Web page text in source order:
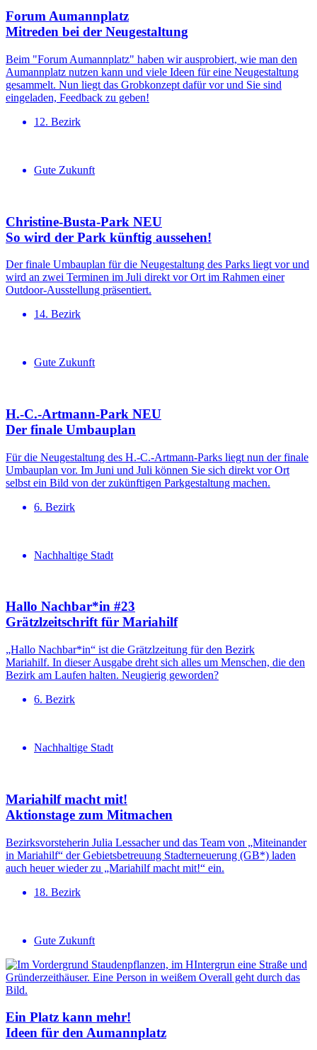
Forum Aumannplatz
Mitreden bei der Neugestaltung
Beim "Forum Aumannplatz" haben wir ausprobiert, wie man den
Aumannplatz nutzen kann und viele Ideen für eine Neugestaltung
gesammelt. Nun liegt das Grobkonzept dafür vor und Sie sind
eingeladen, Feedback zu geben!
12. Bezirk
Gute Zukunft
Christine-Busta-Park NEU
So wird der Park künftig aussehen!
Der finale Umbauplan für die Neugestaltung des Parks liegt vor und
wird an zwei Terminen im Juli direkt vor Ort im Rahmen einer
Outdoor-Ausstellung präsentiert.
14. Bezirk
Gute Zukunft
H.-C.-Artmann-Park NEU
Der finale Umbauplan
Für die Neugestaltung des H.-C.-Artmann-Parks liegt nun der finale
Umbauplan vor. Im Juni und Juli können Sie sich direkt vor Ort
selbst ein Bild von der zukünftigen Parkgestaltung machen.
6. Bezirk
Nachhaltige Stadt
Hallo Nachbar*in #23
Grätzlzeit­schrift für Mariahilf
„Hallo Nachbar*in“ ist die Grätzlzeitung für den Bezirk
Mariahilf. In dieser Ausgabe dreht sich alles um Menschen, die den
Bezirk am Laufen halten. Neugierig geworden?
6. Bezirk
Nachhaltige Stadt
Mariahilf macht mit!
Aktionstage zum Mitmachen
Bezirksvorsteherin Julia Lessacher und das Team von „Miteinander
in Mariahilf“ der Gebietsbetreuung Stadterneuerung (GB*) laden
auch heuer wieder zu „Mariahilf macht mit!“ ein.
18. Bezirk
Gute Zukunft
Ein Platz kann mehr!
Ideen für den Aumannplatz